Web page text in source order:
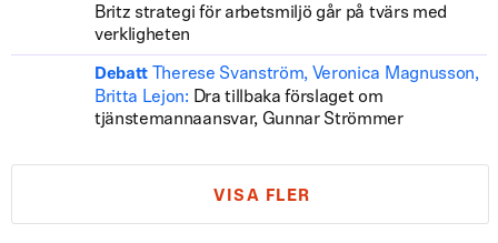
Britz strategi för arbetsmiljö går på tvärs med
verkligheten
Debatt
Therese Svanström, Veronica Magnusson,
Britta Lejon: Dra tillbaka förslaget om
tjänstemannaansvar, Gunnar Strömmer
VISA FLER